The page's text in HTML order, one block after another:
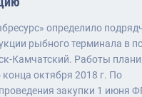
определило
рыбного терминала в
Камчатский. Работы
октября 2018 г. По
закупки 1 июня